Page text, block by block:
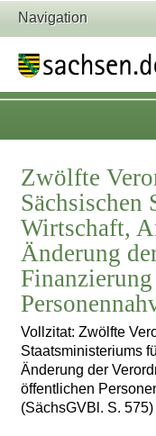
Navigation
Zwölfte
Sächsischen
Wirtschaft,
Änderung
Vollzitat: Zwölfte
Staatsministeriums
Änderung der
öffentlichen
(SächsGVBl. S. 575)